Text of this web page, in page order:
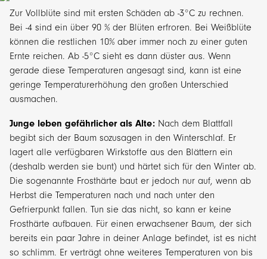
Zur Vollblüte sind mit ersten Schäden ab -3°C zu rechnen.
Bei -4 sind ein über 90 % der Blüten erfroren. Bei Weißblüte
können die restlichen 10% aber immer noch zu einer guten
Ernte reichen. Ab -5°C sieht es dann düster aus. Wenn
gerade diese Temperaturen angesagt sind, kann ist eine
geringe Temperaturerhöhung den großen Unterschied
ausmachen.
Junge leben gefährlicher als Alte: Nach dem Blattfall
begibt sich der Baum sozusagen in den Winterschlaf. Er
lagert alle verfügbaren Wirkstoffe aus den Blättern ein
(deshalb werden sie bunt) und härtet sich für den Winter ab.
Die sogenannte Frosthärte baut er jedoch nur auf, wenn ab
Herbst die Temperaturen nach und nach unter den
Gefrierpunkt fallen. Tun sie das nicht, so kann er keine
Frosthärte aufbauen. Für einen erwachsener Baum, der sich
bereits ein paar Jahre in deiner Anlage befindet, ist es nicht
so schlimm. Er verträgt ohne weiteres Temperaturen von bis